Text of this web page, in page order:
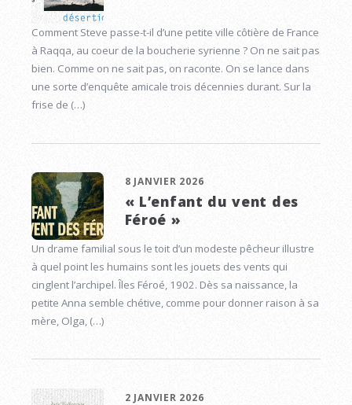
Comment Steve passe-t-il d’une petite ville côtière de France
à Raqqa, au coeur de la boucherie syrienne ? On ne sait pas
bien. Comme on ne sait pas, on raconte. On se lance dans
une sorte d’enquête amicale trois décennies durant. Sur la
frise de (…)
8 JANVIER 2026
« L’enfant du vent des
Féroé »
Un drame familial sous le toit d’un modeste pêcheur illustre
à quel point les humains sont les jouets des vents qui
cinglent l’archipel. Îles Féroé, 1902. Dès sa naissance, la
petite Anna semble chétive, comme pour donner raison à sa
mère, Olga, (…)
2 JANVIER 2026